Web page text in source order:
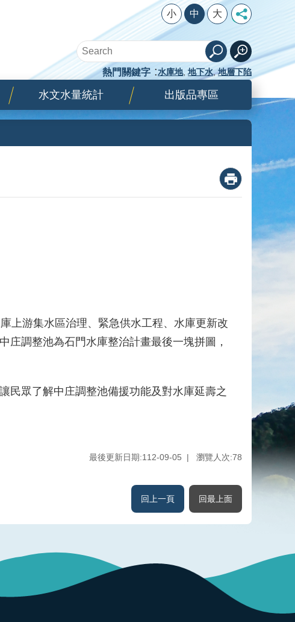
小 中 大
熱門關鍵字 水庫地 地下水 地層下陷
水文水量統計 出版品專區
上游集水區治理、緊急供水工程、水庫更新改
調整池為石門水庫整治計畫最後一塊拼圖，
民眾了解中庄調整池備援功能及對水庫延壽之
最後更新日期:112-09-05 瀏覽人次:78
回上一頁 回最上面